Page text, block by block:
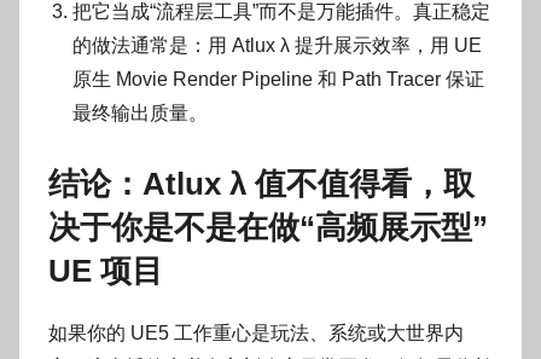
把它当成“流程层工具”而不是万能插件。真正稳定
的做法通常是：用 Atlux λ 提升展示效率，用 UE
原生 Movie Render Pipeline 和 Path Tracer 保证
最终输出质量。
结论：Atlux λ 值不值得看，取
决于你是不是在做“高频展示型”
UE 项目
如果你的 UE5 工作重心是玩法、系统或大世界内